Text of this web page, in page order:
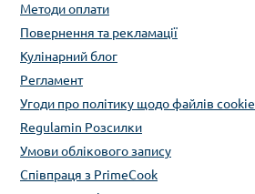
Методи оплати
Повернення та рекламації
Кулінарний блог
Регламент
Угоди про політику щодо файлів cookie
Regulamin Розсилки
Умови облікового запису
Співпраця з PrimeCook